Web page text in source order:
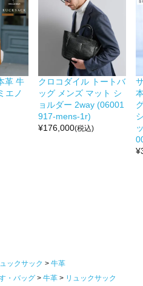
革 牛
エノ
クロコダイル トートバ
ッグ メンズ マット シ
ョルダー 2way (06001
917-mens-1r)
¥176,000(税込)
¥
ックサック
牛革
・バッグ 牛革
リュックサック